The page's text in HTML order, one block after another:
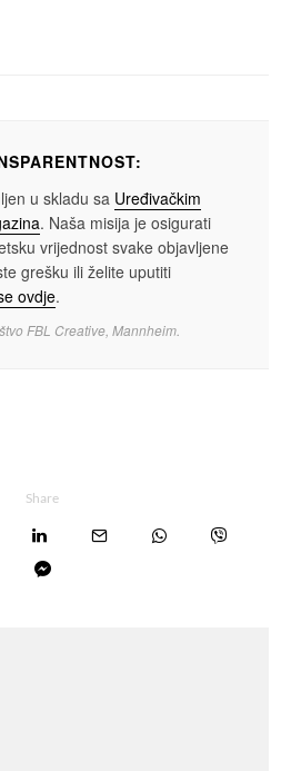
u skladu sa Uređivačkim
. Naša misija je osigurati
vrijednost svake objavljene
grešku ili želite uputiti
ovdje.
FBL Creative, Mannheim.
Share